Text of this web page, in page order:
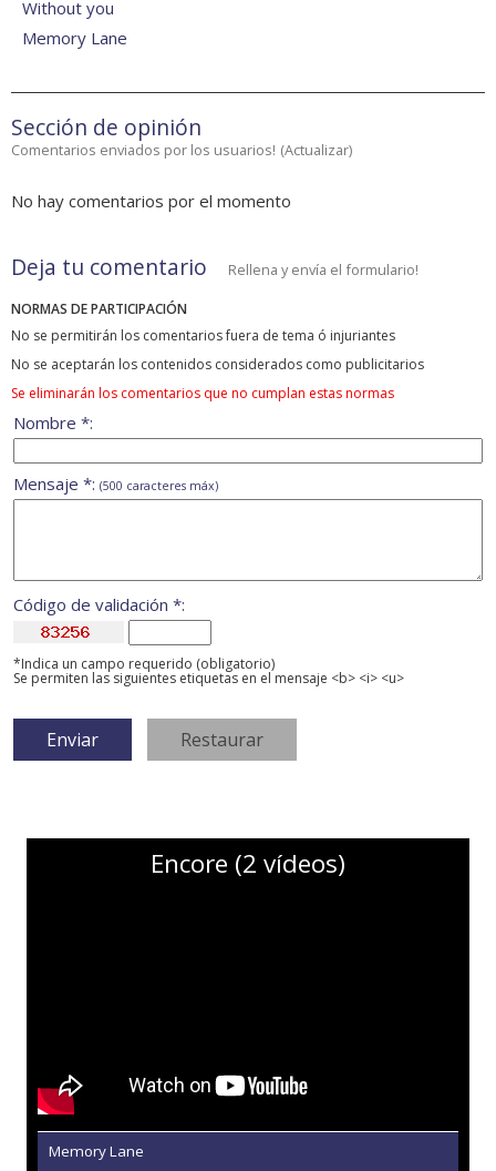
Without you
Memory Lane
Sección de opinión
Comentarios enviados por los usuarios! (Actualizar)
No hay comentarios por el momento
Deja tu comentario Rellena y envía el formulario!
NORMAS DE PARTICIPACIÓN
No se permitirán los comentarios fuera de tema ó injuriantes
No se aceptarán los contenidos considerados como publicitarios
Se eliminarán los comentarios que no cumplan estas normas
Nombre *:
Mensaje *: (500 caracteres máx)
Código de validación *:
*Indica un campo requerido (obligatorio)
Se permiten las siguientes etiquetas en el mensaje <b> <i> <u>
Encore (2 vídeos)
Memory Lane